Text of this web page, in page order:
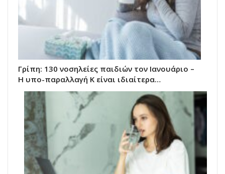
Γρίπη: 130 νοσηλείες παιδιών τον Ιανουάριο –
Η υπο-παραλλαγή Κ είναι ιδιαίτερα…